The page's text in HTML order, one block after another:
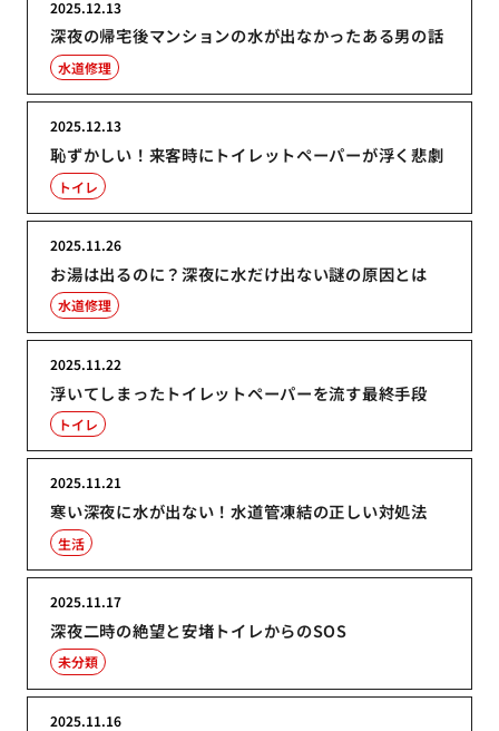
深夜の帰宅後マンションの水が出なかったある男の話
2025.12.13
水道修理
恥ずかしい！来客時にトイレットペーパーが浮く悲劇
2025.12.13
トイレ
お湯は出るのに？深夜に水だけ出ない謎の原因とは
2025.11.26
水道修理
浮いてしまったトイレットペーパーを流す最終手段
2025.11.22
トイレ
寒い深夜に水が出ない！水道管凍結の正しい対処法
2025.11.21
生活
深夜二時の絶望と安堵トイレからのSOS
2025.11.17
未分類
2025.11.16